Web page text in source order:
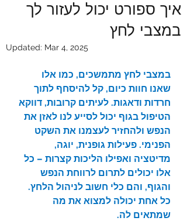
איך ספורט יכול לעזור לך
במצבי לחץ
Updated: Mar 4, 2025
במצבי לחץ מתמשכים, כמו אלו
שאנו חוות כיום, קל להיסחף לתוך
חרדות ודאגות. לעיתים קרובות, דווקא
הטיפול בגוף יכול לסייע לנו לאזן את
הנפש ולהחזיר לעצמנו את השקט
הפנימי. פעילות גופנית, יוגה,
מדיטציה ואפילו הליכות קצרות – כל
אלו יכולים לתרום לרווחת הנפש
והגוף, והם כלי חשוב לניהול הלחץ.
כל אחת יכולה למצוא את מה
שמתאים לה.